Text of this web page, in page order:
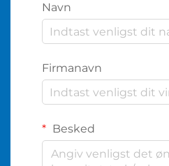
Navn
Firmanavn
Besked